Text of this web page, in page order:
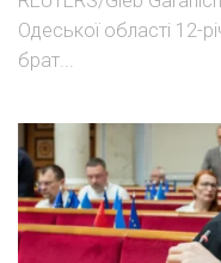
Одеської області 12-
брат...